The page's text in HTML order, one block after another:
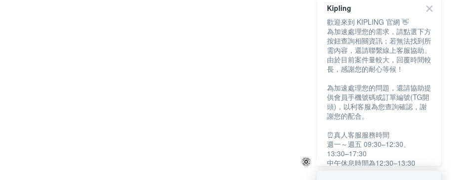
Kipling
歡迎來到 KIPLING 官網 👋
為加速處理您的需求，請點選下方
按鈕查詢相關資訊；若無法找到所
需內容，還請聯繫線上客服協助。
由於目前案件量較大，回覆時間較
長，感謝您的耐心等候！
為加速處理您的問題，還請協助提
供會員手機號碼或訂單編號(TG開
頭)，以利客服為您查詢確認，謝
謝您的配合。
⏰真人客服服務時間
週一～週五 09:30–12:30、
13:30–17:30
中午休息時間為12:30–13:30